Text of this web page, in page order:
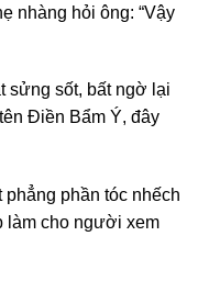
nhàng hỏi ông: “Vậy
sửng sốt, bất ngờ lại
Điền Bẩm Ý, đây
phần tóc nhếch
làm cho người xem